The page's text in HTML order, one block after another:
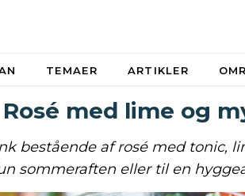
TEMAER ARTIKLER
Rosé med lime og
bestående af rosé med tonic,
sommeraften eller til en